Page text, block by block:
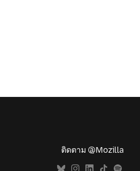
ติดตาม @Mozilla